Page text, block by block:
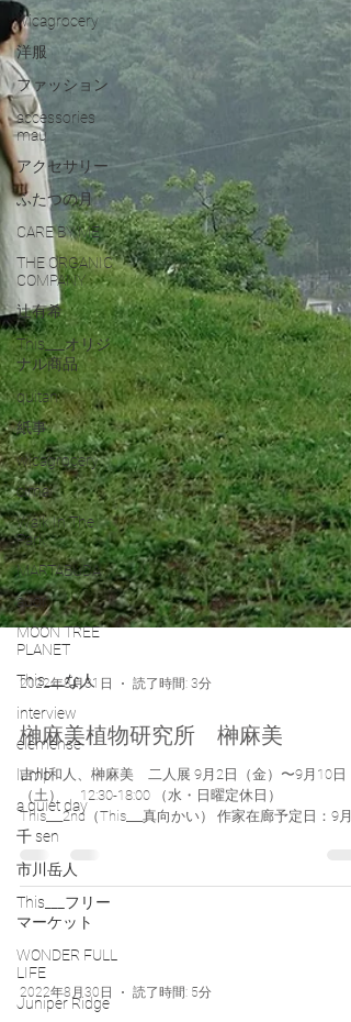
wicagrocery
洋服
ファッション
accessories
mau
アクセサリー
ふたつの月
CARE BY ME
THE ORGANIC
COMPANY
辻有希
This___オリジ
ナル商品
quitan
紙事
wicagrocery
cimai
Walk In The
Park
MARTABUDA
auor
MOON TREE
PLANET
This___な人
interview
elemense
lump
a quiet day
千 sen
市川岳人
This___フリー
マーケット
WONDER FULL
LIFE
Juniper Ridge
2022年8月31日 読了時間: 3分
榊麻美植物研究所 榊麻美
吉川和人、榊麻美 二人展 9月2日（金）〜9月10日
（土） 12:30-18:00 （水・日曜定休日）
This___2nd（This___真向かい） 作家在廊予定日：9月
日(金) 3日(土) 9日(金) 10日(土) イベント詳細はこ
ちら 榊麻美植物研究所 榊麻美...